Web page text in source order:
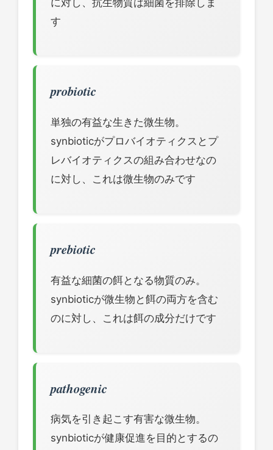
す
probiotic
単独の有益な生きた微生物。
synbioticがプロバイオティクスとプ
レバイオティクスの組み合わせなの
に対し、これは微生物のみです
prebiotic
有益な細菌の餌となる物質のみ。
synbioticが微生物と餌の両方を含む
のに対し、これは餌の成分だけです
pathogenic
病気を引き起こす有害な微生物。
synbioticが健康促進を目的とするの